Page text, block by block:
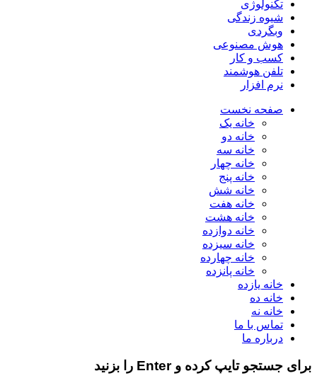
تکنولوژی
شیوه زندگی
وبگردی
هوش مصنوعی
کسب و کار
تلفن هوشمند
نرم افزار
صفحه نخست
خانه یک
خانه دو
خانه سه
خانه چهار
خانه پنج
خانه شش
خانه هفت
خانه هشت
خانه دوازده
خانه سیزده
خانه چهارده
خانه پانزده
خانه یازده
خانه ده
خانه نه
تماس با ما
درباره ما
برای جستجو تایپ کرده و Enter را بزنید